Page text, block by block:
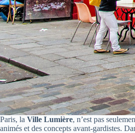
Paris, la Ville Lumière, n’est pas
animés et des concepts avant-gardistes.